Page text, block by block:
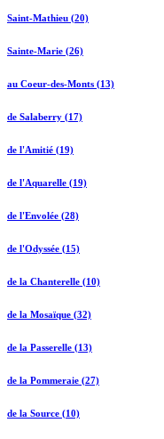
Saint-Mathieu (20)
Sainte-Marie (26)
au Coeur-des-Monts (13)
de Salaberry (17)
de l'Amitié (19)
de l'Aquarelle (19)
de l'Envolée (28)
de l'Odyssée (15)
de la Chanterelle (10)
de la Mosaïque (32)
de la Passerelle (13)
de la Pommeraie (27)
de la Source (10)